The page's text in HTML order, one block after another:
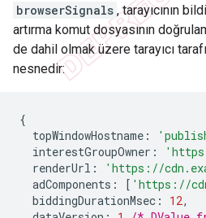
browserSignals , tarayıcının
artırma komut dosyasının
de dahil olmak üzere tarayıcı
nesnedir:
{
topWindowHostname :
interestGroupOwner :
renderUrl : 'https://
adComponents : [ 'https://
biddingDurationMsec : 12,